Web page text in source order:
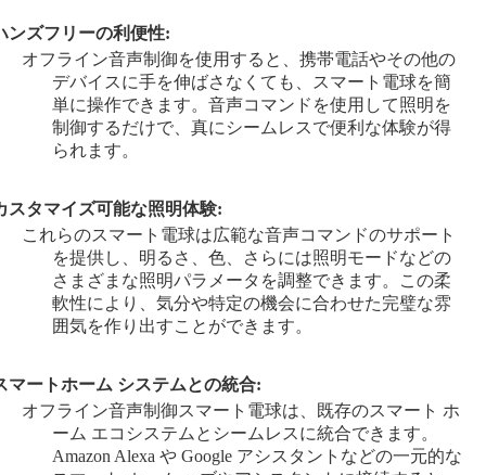
ンズフリーの利便性:
オフライン音声制御を使用すると、携帯電話やその他の
デバイスに手を伸ばさなくても、スマート電球を簡
単に操作できます。音声コマンドを使用して照明を
制御するだけで、真にシームレスで便利な体験が得
られます。
スタマイズ可能な照明体験:
これらのスマート電球は広範な音声コマンドのサポート
を提供し、明るさ、色、さらには照明モードなどの
さまざまな照明パラメータを調整できます。この柔
軟性により、気分や特定の機会に合わせた完璧な雰
囲気を作り出すことができます。
マートホーム システムとの統合:
オフライン音声制御スマート電球は、既存のスマート ホ
ーム エコシステムとシームレスに統合できます。
Amazon Alexa や Google アシスタントなどの一元的な